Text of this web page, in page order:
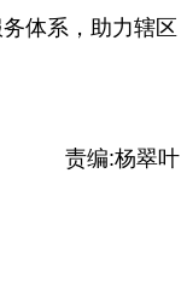
体系，助力辖区
责编:杨翠叶